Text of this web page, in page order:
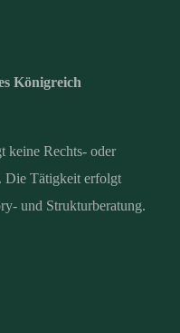
Königreich
Rechts- oder
Die Tätigkeit erfolgt
und Strukturberatung.